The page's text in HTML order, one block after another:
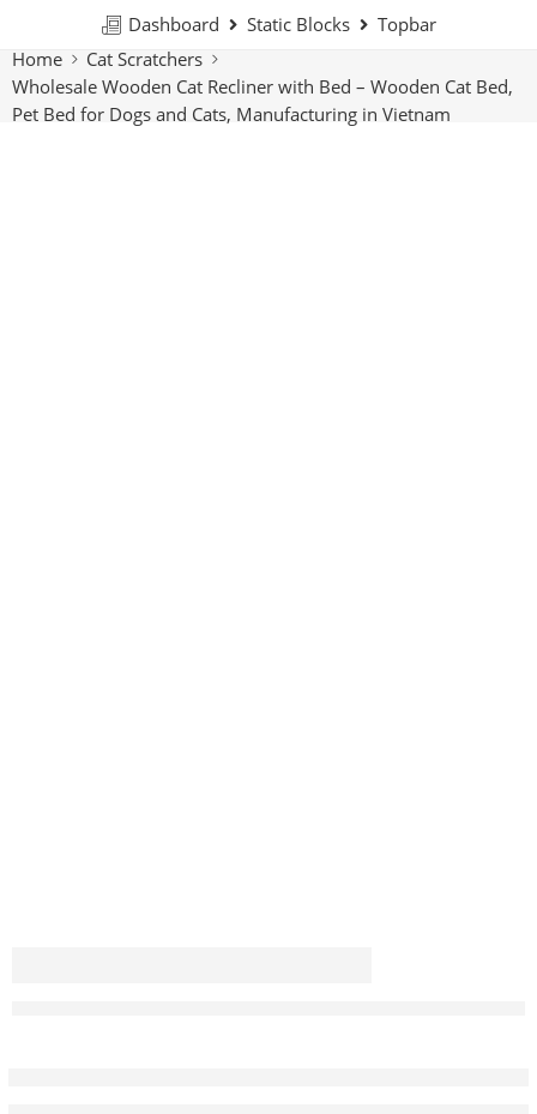
Dashboard Static Blocks
Topbar
Home
Cat Scratchers
Wholesale Wooden Cat Recliner with Bed – Wooden Cat Bed,
Pet Bed for Dogs and Cats, Manufacturing in Vietnam